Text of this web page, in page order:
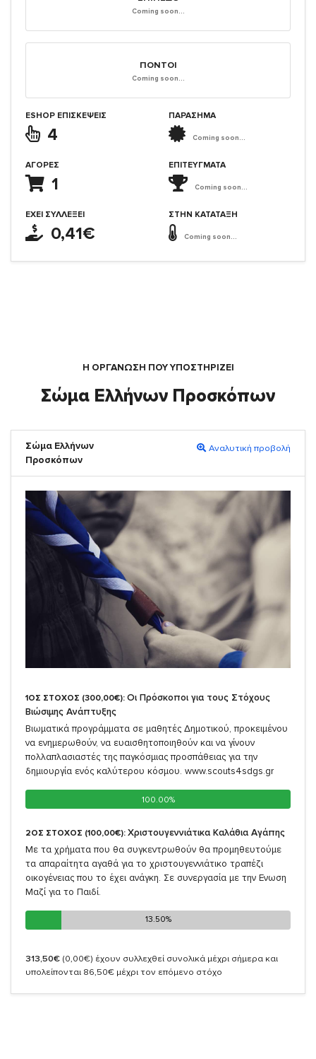
Coming soon...
ΠΌΝΤΟΙ
Coming soon...
ESHOP ΕΠΙΣΚΈΨΕΙΣ
4
ΑΓΟΡΈΣ
1
ΈΧΕΙ ΣΥΛΛΈΞΕΙ
0,41€
ΠΑΡΑΣΗΜΑ
Coming soon...
ΕΠΙΤΕΎΓΜΑΤΑ
Coming soon...
ΣΤΗΝ ΚΑΤΆΤΑΞΗ
Coming soon...
Η ΟΡΓΆΝΩΣΗ ΠΟΥ ΥΠΟΣΤΗΡΙΖΕΙ
Σώμα Ελλήνων Προσκόπων
Σώμα Ελλήνων
Προσκόπων
Αναλυτική προβολή
1ΟΣ ΣΤΟΧΟΣ (300,00€): Οι Πρόσκοποι για τους Στόχους
Βιώσιμης Ανάπτυξης
Βιωματικά προγράμματα σε μαθητές Δημοτικού, προκειμένου
να ενημερωθούν, να ευαισθητοποιηθούν και να γίνουν
πολλαπλασιαστές της παγκόσμιας προσπάθειας για την
δημιουργία ενός καλύτερου κόσμου. www.scouts4sdgs.gr
100.00%
100.00%
2ΟΣ ΣΤΟΧΟΣ (100,00€): Χριστουγεννιάτικα Καλάθια Αγάπης
Με τα χρήματα που θα συγκεντρωθούν θα προμηθευτούμε
τα απαραίτητα αγαθά για το χριστουγεννιάτικο τραπέζι
οικογένειας που το έχει ανάγκη. Σε συνεργασία με την Ενωση
Μαζί για το Παιδί.
13.50%
13.50%
313,50€ (0,00€) έχουν συλλεχθεί συνολικά μέχρι σήμερα και
υπολείπονται 86,50€ μέχρι τον επόμενο στόχο